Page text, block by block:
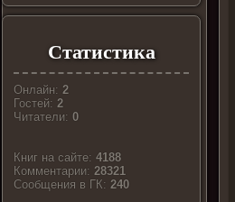
Статистика
Онлайн:2
Гостей:2
Читатели:0
Книг на сайте:4188
Комментарии:28321
Cообщения в ГК:240